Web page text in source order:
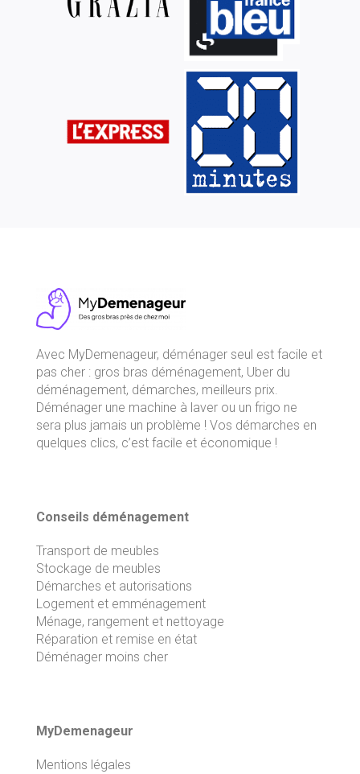
Avec MyDemenageur, déménager seul est facile et
pas cher : gros bras déménagement, Uber du
déménagement, démarches, meilleurs prix.
Déménager une machine à laver ou un frigo ne
sera plus jamais un problème ! Vos démarches en
quelques clics, c’est facile et économique !
Conseils déménagement
Transport de meubles
Stockage de meubles
Démarches et autorisations
Logement et emménagement
Ménage, rangement et nettoyage
Réparation et remise en état
Déménager moins cher
MyDemenageur
Mentions légales